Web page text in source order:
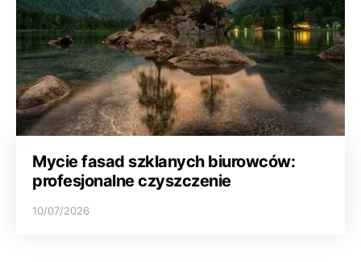
Mycie fasad szklanych biurowców:
profesjonalne czyszczenie
10/07/2026